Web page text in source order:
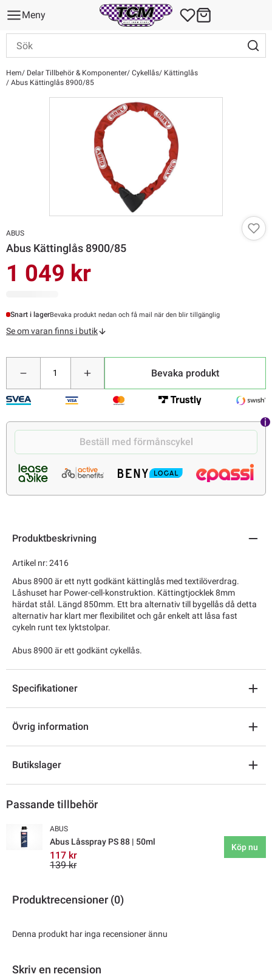
Meny
Hem Delar Tillbehör & Komponenter Cykellås
Kättinglås
Abus Kättinglås 8900/85
ABUS
Abus Kättinglås 8900/85
1 049 kr
Snart i lagerBevaka produkt nedan och få mail när den blir tillgänglig
Se om varan finns i butik
Bevaka produkt
Beställ med förmånscykel
Produktbeskrivning
Artikel nr: 2416
Abus 8900 är ett nytt godkänt kättinglås med textilöverdrag.
Låshuset har Power-cell-konstruktion. Kättingtjocklek 8mm
härdat stål. Längd 850mm. Ett bra alternativ till bygellås då detta
alternativ har klart mer flexibilitet och går enkelt att låsa fast
cykeln runt tex lyktstolpar.
Abus 8900 är ett godkänt cykellås.
Specifikationer
Övrig information
Butikslager
Passande tillbehör
ABUS
Abus Låsspray PS 88 | 50ml
117 kr
139 kr
Köp nu
Produktrecensioner (0)
Denna produkt har inga recensioner ännu
Skriv en recension